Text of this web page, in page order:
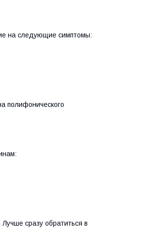
на следующие симптомы:
полифонического
сразу обратиться в